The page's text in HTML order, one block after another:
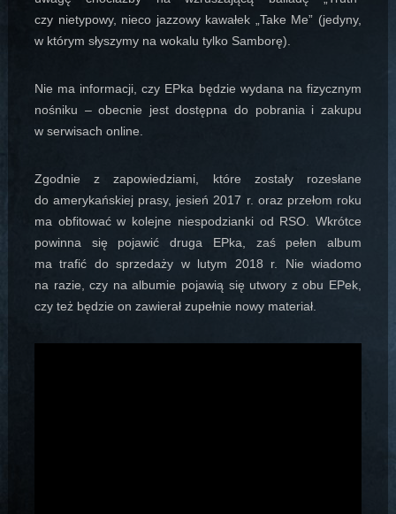
czy nietypowy, nieco jazzowy kawałek „Take Me” (jedyny,
w którym słyszymy na wokalu tylko Samborę).
Nie ma informacji, czy EPka będzie wydana na fizycznym
nośniku – obecnie jest dostępna do pobrania i zakupu
w serwisach online.
Zgodnie z zapowiedziami, które zostały rozesłane
do amerykańskiej prasy, jesień 2017 r. oraz przełom roku
ma obfitować w kolejne niespodzianki od RSO. Wkrótce
powinna się pojawić druga EPka, zaś pełen album
ma trafić do sprzedaży w lutym 2018 r. Nie wiadomo
na razie, czy na albumie pojawią się utwory z obu EPek,
czy też będzie on zawierał zupełnie nowy materiał.